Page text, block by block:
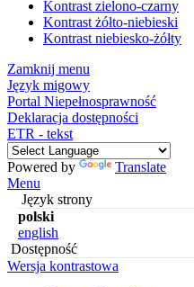
Kontrast zielono-czarny
Kontrast żółto-niebieski
Kontrast niebiesko-żółty
Zamknij menu
Język migowy
Portal Niepełnosprawność
Deklaracja dostępności
ETR - tekst
Powered by
Translate
Menu
Język strony
polski
english
Dostępność
Wersja kontrastowa